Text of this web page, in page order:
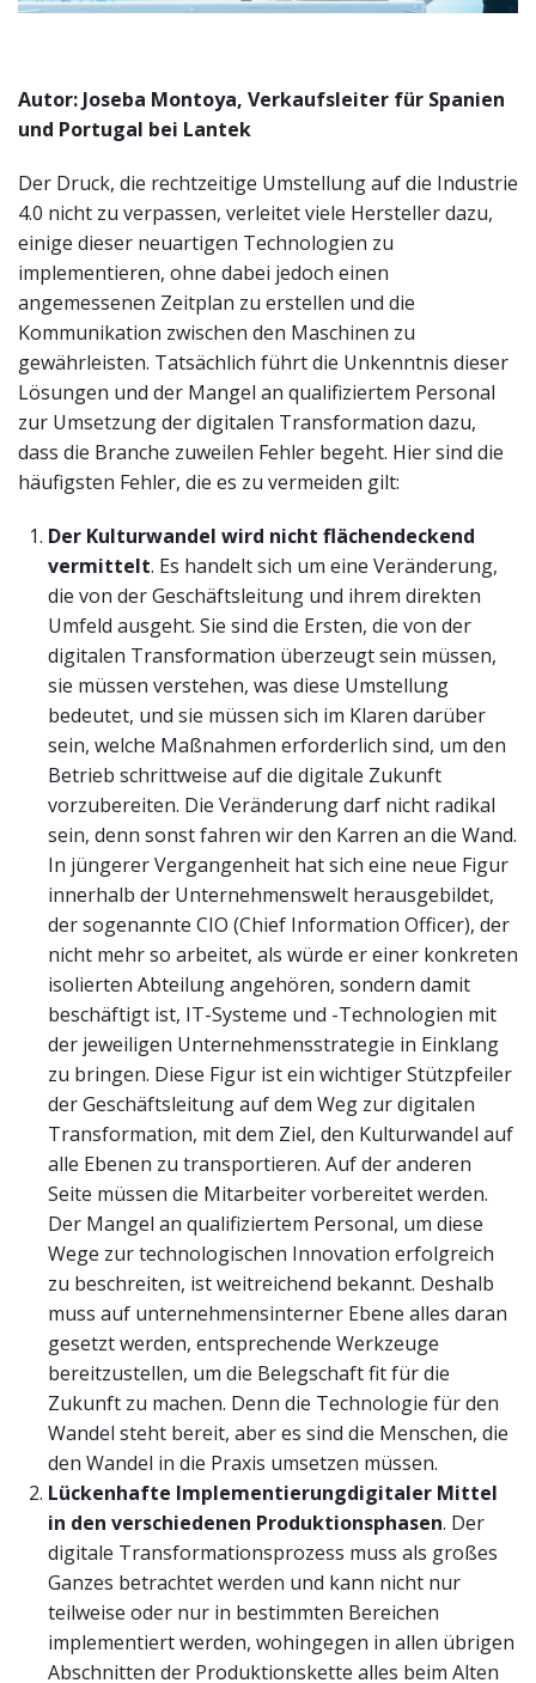
Autor: Joseba Montoya, Verkaufsleiter für Spanien
und Portugal bei Lantek
Der Druck, die rechtzeitige Umstellung auf die Industrie
4.0 nicht zu verpassen, verleitet viele Hersteller dazu,
einige dieser neuartigen Technologien zu
implementieren, ohne dabei jedoch einen
angemessenen Zeitplan zu erstellen und die
Kommunikation zwischen den Maschinen zu
gewährleisten. Tatsächlich führt die Unkenntnis dieser
Lösungen und der Mangel an qualifiziertem Personal
zur Umsetzung der digitalen Transformation dazu,
dass die Branche zuweilen Fehler begeht. Hier sind die
häufigsten Fehler, die es zu vermeiden gilt:
Der Kulturwandel wird nicht flächendeckend
vermittelt. Es handelt sich um eine Veränderung,
die von der Geschäftsleitung und ihrem direkten
Umfeld ausgeht. Sie sind die Ersten, die von der
digitalen Transformation überzeugt sein müssen,
sie müssen verstehen, was diese Umstellung
bedeutet, und sie müssen sich im Klaren darüber
sein, welche Maßnahmen erforderlich sind, um den
Betrieb schrittweise auf die digitale Zukunft
vorzubereiten. Die Veränderung darf nicht radikal
sein, denn sonst fahren wir den Karren an die Wand.
In jüngerer Vergangenheit hat sich eine neue Figur
innerhalb der Unternehmenswelt herausgebildet,
der sogenannte CIO (Chief Information Officer), der
nicht mehr so arbeitet, als würde er einer konkreten
isolierten Abteilung angehören, sondern damit
beschäftigt ist, IT-Systeme und -Technologien mit
der jeweiligen Unternehmensstrategie in Einklang
zu bringen. Diese Figur ist ein wichtiger Stützpfeiler
der Geschäftsleitung auf dem Weg zur digitalen
Transformation, mit dem Ziel, den Kulturwandel auf
alle Ebenen zu transportieren. Auf der anderen
Seite müssen die Mitarbeiter vorbereitet werden.
Der Mangel an qualifiziertem Personal, um diese
Wege zur technologischen Innovation erfolgreich
zu beschreiten, ist weitreichend bekannt. Deshalb
muss auf unternehmensinterner Ebene alles daran
gesetzt werden, entsprechende Werkzeuge
bereitzustellen, um die Belegschaft fit für die
Zukunft zu machen. Denn die Technologie für den
Wandel steht bereit, aber es sind die Menschen, die
den Wandel in die Praxis umsetzen müssen.
Lückenhafte Implementierungdigitaler Mittel
in den verschiedenen Produktionsphasen. Der
digitale Transformationsprozess muss als großes
Ganzes betrachtet werden und kann nicht nur
teilweise oder nur in bestimmten Bereichen
implementiert werden, wohingegen in allen übrigen
Abschnitten der Produktionskette alles beim Alten